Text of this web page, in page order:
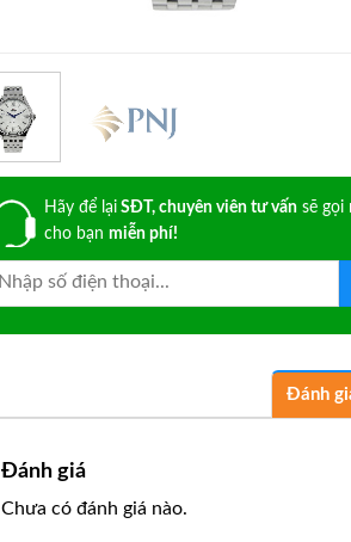
Hãy để lại SĐT, chuyên viên tư vấn sẽ gọi
cho bạn miễn phí!
Đánh
Đánh giá
Chưa có đánh giá nào.